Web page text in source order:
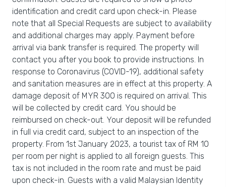
identification and credit card upon check-in. Please
note that all Special Requests are subject to availability
and additional charges may apply. Payment before
arrival via bank transfer is required. The property will
contact you after you book to provide instructions. In
response to Coronavirus (COVID-19), additional safety
and sanitation measures are in effect at this property. A
damage deposit of MYR 300 is required on arrival. This
will be collected by credit card. You should be
reimbursed on check-out. Your deposit will be refunded
in full via credit card, subject to an inspection of the
property. From 1st January 2023, a tourist tax of RM 10
per room per night is applied to all foreign guests. This
tax is not included in the room rate and must be paid
upon check-in. Guests with a valid Malaysian Identity